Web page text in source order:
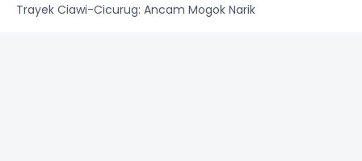
Trayek Ciawi-Cicurug: Ancam Mogok Narik